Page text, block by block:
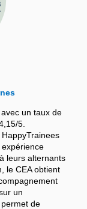
un taux de
5.
leurs alternants
le CEA obtient
un
de